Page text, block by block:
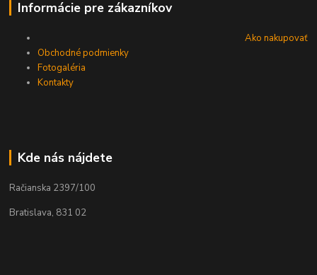
Informácie pre zákazníkov
Ako nakupovať
Obchodné podmienky
Fotogaléria
Kontakty
Kde nás nájdete
Račianska 2397/100
Bratislava, 831 02